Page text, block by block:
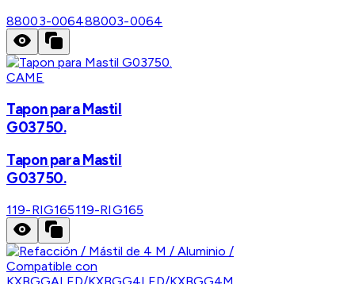
88003-006488003-0064
CAME
Tapon para Mastil
G03750.
Tapon para Mastil
G03750.
119-RIG165119-RIG165